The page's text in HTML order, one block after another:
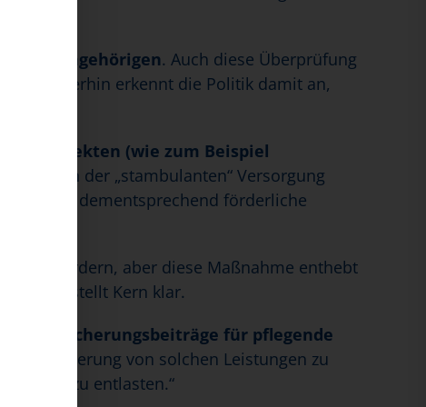
Angehörigen. Auch diese Überprüfung
. „Immerhin erkennt die Politik damit an,
(wie zum Beispiel
Neben der „stambulanten“ Versorgung
und dementsprechend förderliche
zu fördern, aber diese Maßnahme enthebt
stellt Kern klar.
für pflegende
von solchen Leistungen zu
zu entlasten.“